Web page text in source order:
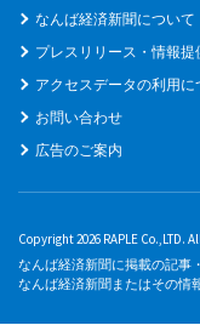
なんば経済新聞について
プレスリリース・情報提
アクセスデータの利用に
お問い合わせ
広告のご案内
Copyright 2026 RAPLE Co.,LTD.
なんば経済新聞に掲載の記事
なんば経済新聞またはその情